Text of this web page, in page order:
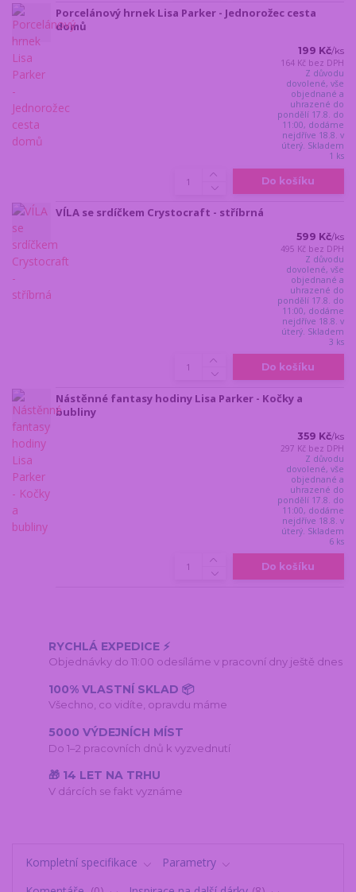
Porcelánový hrnek Lisa Parker - Jednorožec cesta
domů
199 Kč/ks
164 Kč bez DPH
Z důvodu
dovolené, vše
objednané a
uhrazené do
pondělí 17.8. do
11:00, dodáme
nejdříve 18.8. v
úterý. Skladem
1 ks
Do košíku
VÍLA se srdíčkem Crystocraft - stříbrná
599 Kč/ks
495 Kč bez DPH
Z důvodu
dovolené, vše
objednané a
uhrazené do
pondělí 17.8. do
11:00, dodáme
nejdříve 18.8. v
úterý. Skladem
3 ks
Do košíku
Nástěnné fantasy hodiny Lisa Parker - Kočky a
bubliny
359 Kč/ks
297 Kč bez DPH
Z důvodu
dovolené, vše
objednané a
uhrazené do
pondělí 17.8. do
11:00, dodáme
nejdříve 18.8. v
úterý. Skladem
6 ks
Do košíku
RYCHLÁ EXPEDICE ⚡
Objednávky do 11:00 odesíláme v pracovní dny ještě dnes
100% VLASTNÍ SKLAD 📦
Všechno, co vidíte, opravdu máme
5000 VÝDEJNÍCH MÍST
Do 1–2 pracovních dnů k vyzvednutí
🎁 14 LET NA TRHU
V dárcích se fakt vyznáme
Kompletní specifikace
Parametry